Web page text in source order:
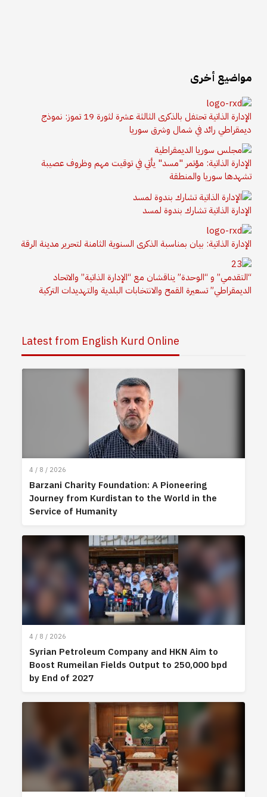
مواضيع أخرى
الإدارة الذاتية تحتفل بالذكرى الثالثة عشرة لثورة 19 تموز: نموذج
ديمقراطي رائد في شمال وشرق سوريا
الإدارة الذاتية: مؤتمر "مسد" يأتي في توقيت مهم وظروف عصيبة
تشهدها سوريا والمنطقة
الإدارة الذاتية تشارك بندوة لمسد
الإدارة الذاتية: بيان بمناسبة الذكرى السنوية الثامنة لتحرير مدينة الرقة
“التقدمي” و “الوحدة” يناقشان مع “الإدارة الذاتية” والاتحاد
الديمقراطي” تسعيرة القمح والانتخابات البلدية والتهديدات التركية
Latest from English Kurd Online
4 / 8 / 2026
Barzani Charity Foundation: A Pioneering
Journey from Kurdistan to the World in the
Service of Humanity
4 / 8 / 2026
Syrian Petroleum Company and HKN Aim to
Boost Rumeilan Fields Output to 250,000 bpd
by End of 2027